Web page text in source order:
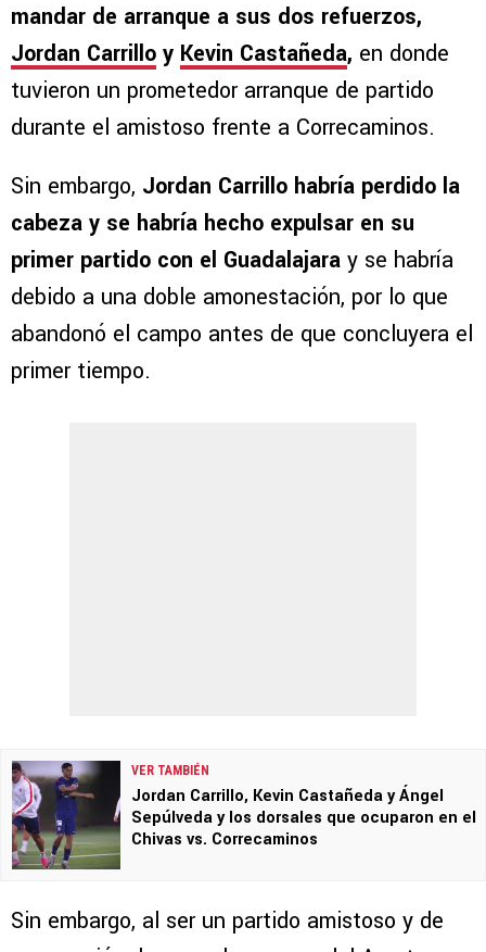
mandar de arranque a sus dos refuerzos,
Jordan Carrillo y Kevin Castañeda, en donde
tuvieron un prometedor arranque de partido
durante el amistoso frente a Correcaminos.
Sin embargo, Jordan Carrillo habría perdido la
cabeza y se habría hecho expulsar en su
primer partido con el Guadalajara y se habría
debido a una doble amonestación, por lo que
abandonó el campo antes de que concluyera el
primer tiempo.
VER TAMBIÉN
Jordan Carrillo, Kevin Castañeda y Ángel
Sepúlveda y los dorsales que ocuparon en el
Chivas vs. Correcaminos
Sin embargo, al ser un partido amistoso y de